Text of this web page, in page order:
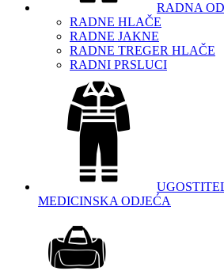
RADNA
RADNE HLAČE
RADNE JAKNE
RADNE TREGER HLAČE
RADNI PRSLUCI
MEDICINSKA ODJEĆA